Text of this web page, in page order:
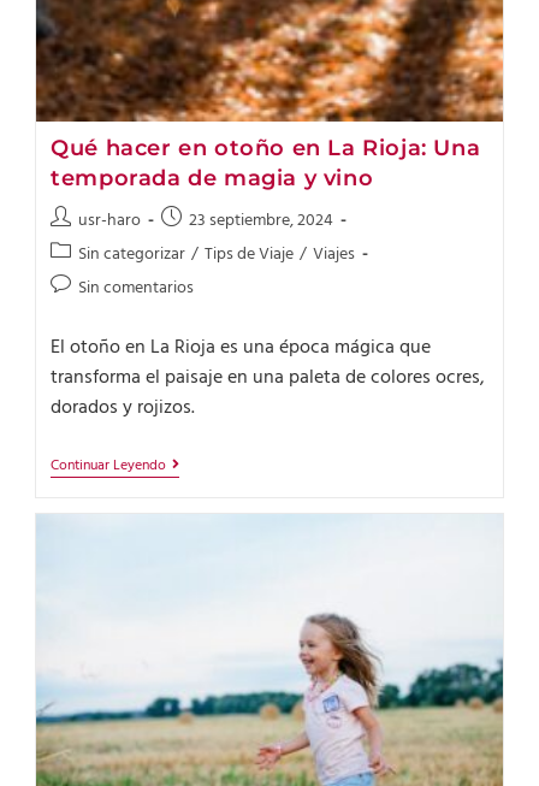
Qué hacer en otoño en La Rioja: Una
temporada de magia y vino
usr-haro
23 septiembre, 2024
Sin categorizar / Tips de Viaje / Viajes
Sin comentarios
El otoño en La Rioja es una época mágica que
transforma el paisaje en una paleta de colores ocres,
dorados y rojizos.
Continuar Leyendo